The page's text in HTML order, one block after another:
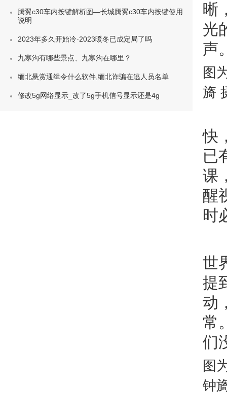
晰
光
声
图
旖
快
已
课
醒
时
世
提
动
常
们
图
钟
腾翼c30车内按键解析图—长城腾翼c30车内按键使用
说明
2023年多久开始冷-2023暖冬已成定局了吗
九寒沟有哪些景点、九寒沟在哪里？
缅北悬赏通缉令什么软件,缅北诈骗在逃人员名单
修改5g网络显示_改了5g手机信号显示还是4g